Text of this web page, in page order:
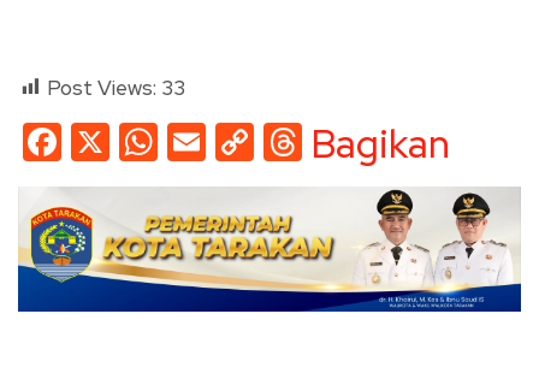
Post Views: 33
Facebook
X WhatsApp
EmailCopy
Link
Threads
Bagikan